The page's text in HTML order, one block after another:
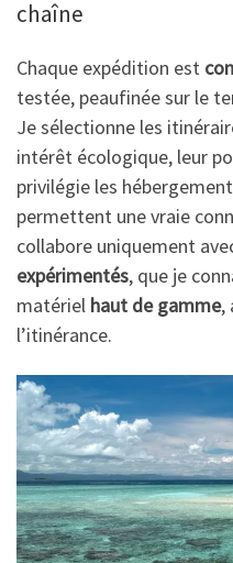
chaîne
Chaque expédition est
testée, peaufinée sur le
Je sélectionne les
intérêt écologique, leur
privilégie les
permettent une vraie
collabore uniquement
expérimentés, que je
matériel haut de gamme,
l’itinérance.